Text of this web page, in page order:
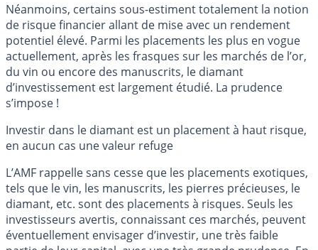
Néanmoins, certains sous-estiment totalement la notion
de risque financier allant de mise avec un rendement
potentiel élevé. Parmi les placements les plus en vogue
actuellement, après les frasques sur les marchés de l’or,
du vin ou encore des manuscrits, le diamant
d’investissement est largement étudié. La prudence
s’impose !
Investir dans le diamant est un placement à haut risque,
en aucun cas une valeur refuge
L’AMF rappelle sans cesse que les placements exotiques,
tels que le vin, les manuscrits, les pierres précieuses, le
diamant, etc. sont des placements à risques. Seuls les
investisseurs avertis, connaissant ces marchés, peuvent
éventuellement envisager d’investir, une très faible